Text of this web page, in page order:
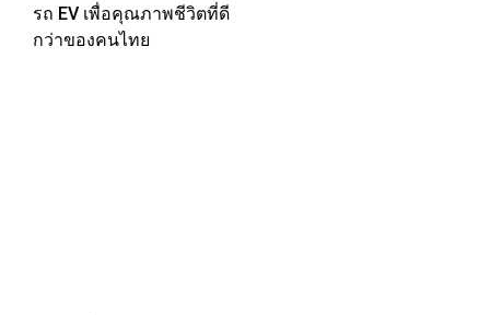
รถ EV เพื่อคุณภาพชีวิตที่ดี
กว่าของคนไทย